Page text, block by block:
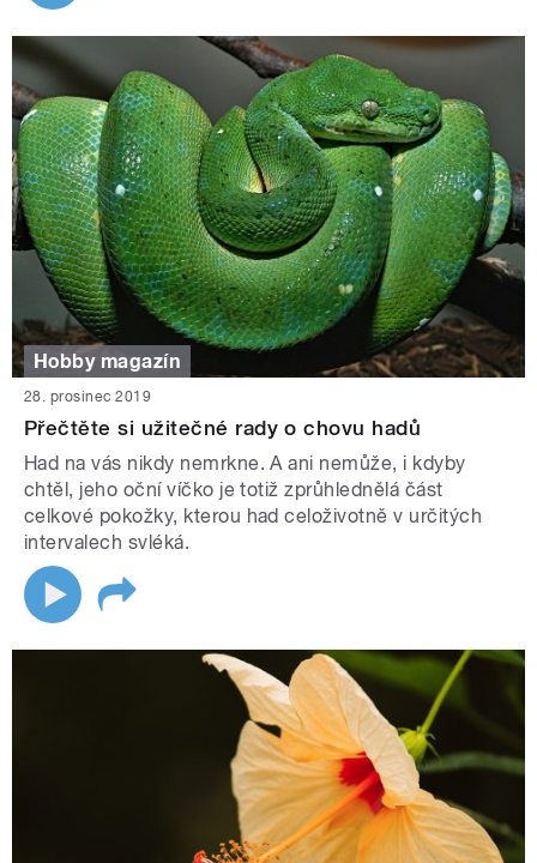
Hobby magazín
28. prosinec 2019
Přečtěte si užitečné rady o chovu hadů
Had na vás nikdy nemrkne. A ani nemůže, i kdyby
chtěl, jeho oční víčko je totiž zprůhlednělá část
celkové pokožky, kterou had celoživotně v určitých
intervalech svléká.